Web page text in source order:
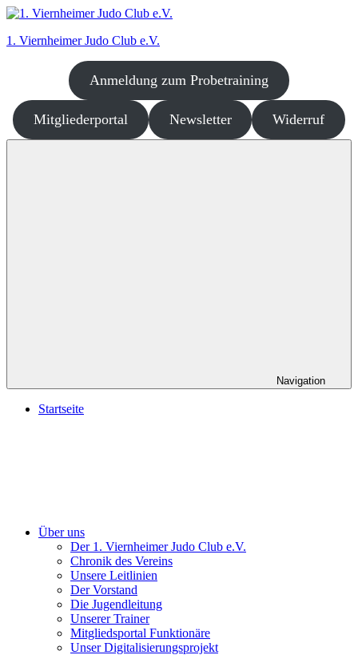
Zum
springen
1. Viernheimer Judo Club e.V.
dort
wo
es
Anmeldung zum Probetraining
Mitgliederportal Newsletter Widerruf
Navigation
Startseite
Über uns
Der 1. Viernheimer Judo Club e.V.
Chronik des Vereins
Unsere Leitlinien
Der Vorstand
Die Jugendleitung
Unserer Trainer
Mitgliedsportal Funktionäre
Unser Digitalisierungsprojekt